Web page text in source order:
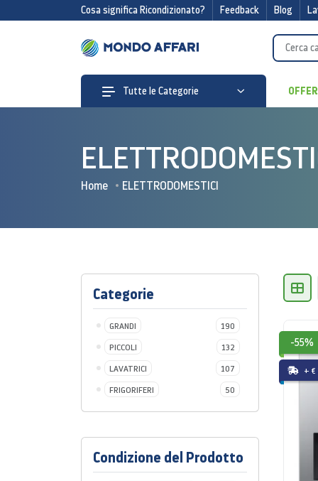
Cosa significa Ricondizionato? Feedback Blog
Tutte le Categorie
Home ELETTRODOMESTICI
Categorie
GRANDI
190
PICCOLI
132
LAVATRICI
107
FRIGORIFERI
50
Condizione del Prodotto
-55%
+ €